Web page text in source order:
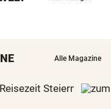
Alle Magazine